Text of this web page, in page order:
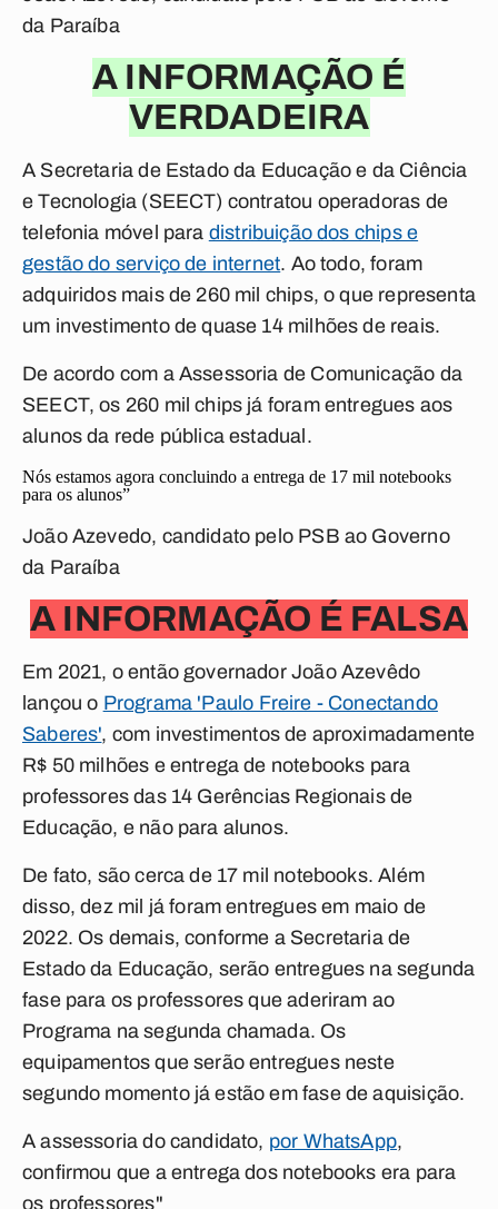
da Paraíba
A INFORMAÇÃO É
VERDADEIRA
A Secretaria de Estado da Educação e da Ciência
e Tecnologia (SEECT) contratou operadoras de
telefonia móvel para distribuição dos chips e
gestão do serviço de internet. Ao todo, foram
adquiridos mais de 260 mil chips, o que representa
um investimento de quase 14 milhões de reais.
De acordo com a Assessoria de Comunicação da
SEECT, os 260 mil chips já foram entregues aos
alunos da rede pública estadual.
Nós estamos agora concluindo a entrega de 17 mil notebooks
para os alunos”
João Azevedo, candidato pelo PSB ao Governo
da Paraíba
A INFORMAÇÃO É FALSA
Em 2021, o então governador João Azevêdo
lançou o Programa 'Paulo Freire - Conectando
Saberes', com investimentos de aproximadamente
R$ 50 milhões e entrega de notebooks para
professoresdas 14 Gerências Regionais de
Educação, e não para alunos.
De fato, são cerca de 17 mil notebooks. Além
disso, dez mil já foram entregues em maio de
2022. Os demais, conforme a Secretaria de
Estado da Educação, serão entregues na segunda
fase para os professores que aderiram ao
Programa na segunda chamada. Os
equipamentos que serão entregues neste
segundo momento já estão em fase de aquisição.
A assessoria do candidato, por WhatsApp,
confirmou que a entrega dos notebooks era para
os professores"